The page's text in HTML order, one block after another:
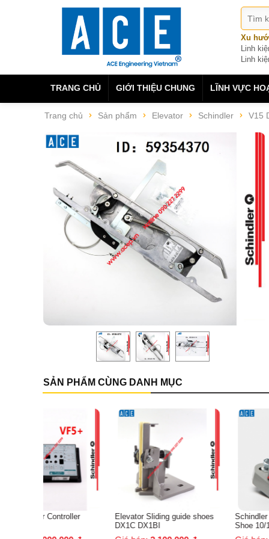
Xu
Linh
Linh
TRANG CHỦ GIỚI THIỆU CHUNG LĨNH VỰC
Trang chủ Sản phẩm Elevator Schindler V15
SẢN PHẨM CÙNG DANH MỤC
Elevator Sliding guide shoes
Schindler Elevator L10 Guide